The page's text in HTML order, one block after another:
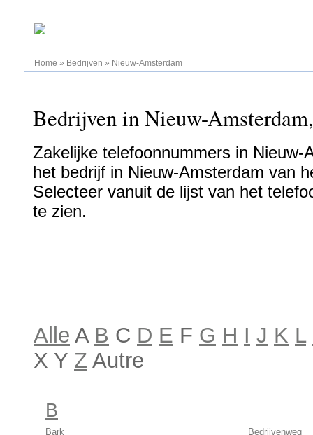
Home » Bedrijven » Nieuw-Amsterdam
Bedrijven in Nieuw-
Zakelijke telefoonnummers in Nieuw-
het bedrijf in Nieuw-Amsterdam van
Selecteer vanuit de lijst van het
te zien.
Alle A B C D E F G H I J K L
X Y Z Autre
B
Bark
Bedrijvenweg